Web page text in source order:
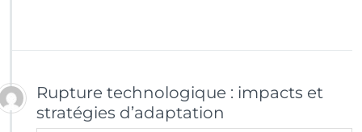
Rupture technologique : impacts et
stratégies d’adaptation